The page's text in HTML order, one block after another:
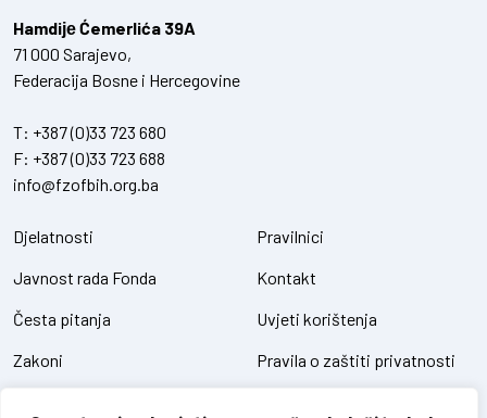
Hamdiје Ćemerlića 39A
71 000 Sarajevo,
Federacija Bosne i Hercegovine
T: +387 (0)33 723 680
F: +387 (0)33 723 688
info@fzofbih.org.ba
Djelatnosti
Javnost rada Fonda
Česta pitanja
Zakoni
Pravilnici
Kontakt
Uvjeti korištenja
Pravila o zaštiti privatnosti